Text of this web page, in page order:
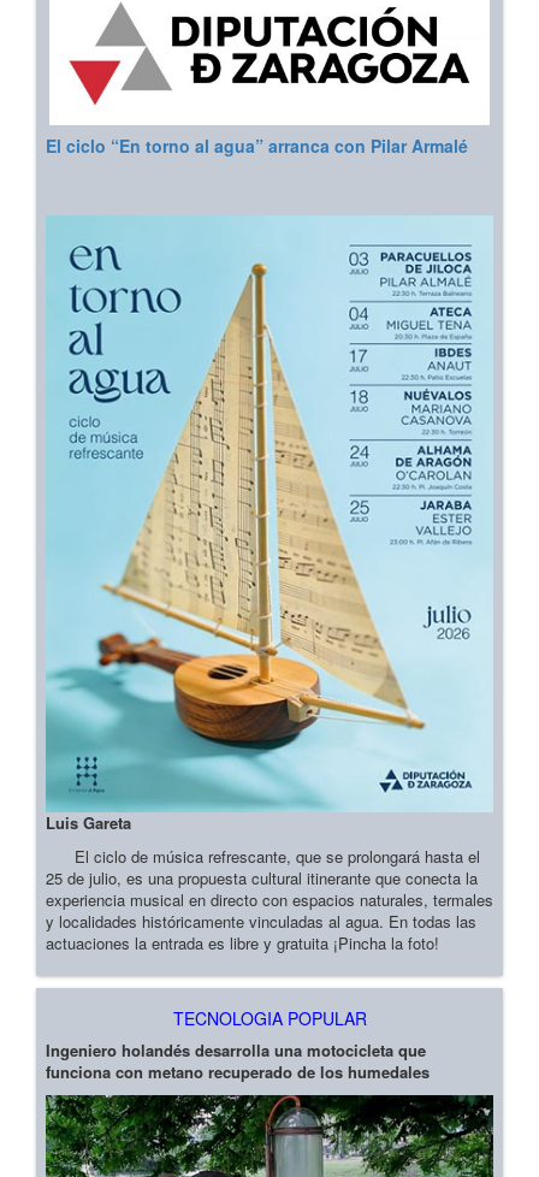
El ciclo “En torno al agua” arranca con Pilar Armalé
Luis Gareta
El ciclo de música refrescante, que se prolongará hasta el
25 de julio, es una propuesta cultural itinerante que conecta la
experiencia musical en directo con espacios naturales, termales
y localidades históricamente vinculadas al agua. En todas las
actuaciones la entrada es libre y gratuita ¡Pincha la foto!
TECNOLOGIA POPULAR
Ingeniero holandés desarrolla una motocicleta que
funciona con metano recuperado de los humedales